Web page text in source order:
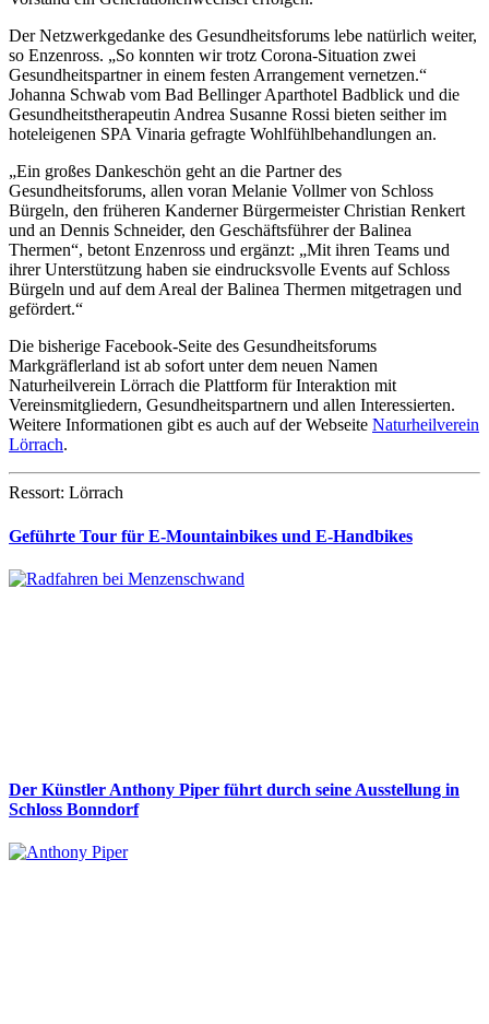
Der Netzwerkgedanke des Gesundheitsforums lebe natürlich weiter,
so Enzenross. „So konnten wir trotz Corona-Situation zwei
Gesundheitspartner in einem festen Arrangement vernetzen.“
Johanna Schwab vom Bad Bellinger Aparthotel Badblick und die
Gesundheitstherapeutin Andrea Susanne Rossi bieten seither im
hoteleigenen SPA Vinaria gefragte Wohlfühlbehandlungen an.
„Ein großes Dankeschön geht an die Partner des
Gesundheitsforums, allen voran Melanie Vollmer von Schloss
Bürgeln, den früheren Kanderner Bürgermeister Christian Renkert
und an Dennis Schneider, den Geschäftsführer der Balinea
Thermen“, betont Enzenross und ergänzt: „Mit ihren Teams und
ihrer Unterstützung haben sie eindrucksvolle Events auf Schloss
Bürgeln und auf dem Areal der Balinea Thermen mitgetragen und
gefördert.“
Die bisherige Facebook-Seite des Gesundheitsforums
Markgräflerland ist ab sofort unter dem neuen Namen
Naturheilverein Lörrach die Plattform für Interaktion mit
Vereinsmitgliedern, Gesundheitspartnern und allen Interessierten.
Weitere Informationen gibt es auch auf der Webseite Naturheilverein
Lörrach.
Ressort: Lörrach
Geführte Tour für E-Mountainbikes und E-Handbikes
Der Künstler Anthony Piper führt durch seine Ausstellung in
Schloss Bonndorf